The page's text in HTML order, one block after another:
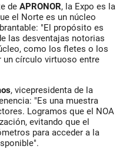
de APRONOR, la Expo es la
el Norte es un núcleo
"El propósito es
las desventajas notorias
como los fletes o los
un círculo virtuoso entre
, vicepresidenta de la
"Es una muestra
Logramos que el NOA
evitando que el
para acceder a la